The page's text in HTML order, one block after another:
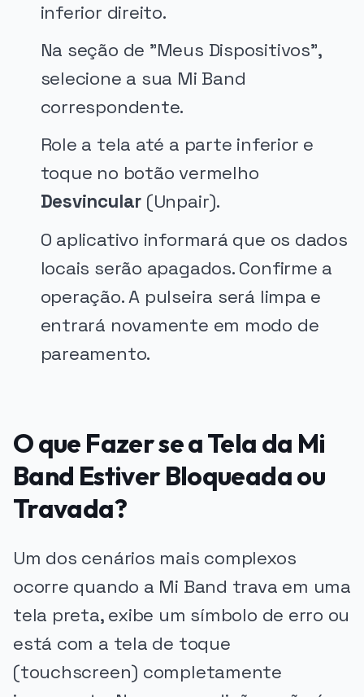
inferior direito.
Na seção de "Meus Dispositivos",
selecione a sua Mi Band
correspondente.
Role a tela até a parte inferior e
toque no botão vermelho
Desvincular (Unpair).
O aplicativo informará que os dados
locais serão apagados. Confirme a
operação. A pulseira será limpa e
entrará novamente em modo de
pareamento.
O que Fazer se a Tela da Mi
Band Estiver Bloqueada ou
Travada?
Um dos cenários mais complexos
ocorre quando a Mi Band trava em uma
tela preta, exibe um símbolo de erro ou
está com a tela de toque
(touchscreen) completamente